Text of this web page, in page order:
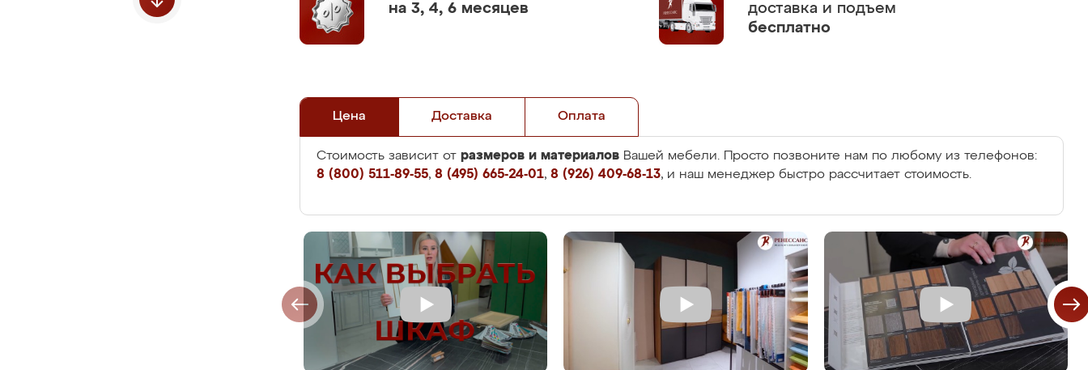
на 3, 4, 6 месяцев
доставка и подъем
бесплатно
Цена Доставка Оплата
Стоимость зависит от размеров и материалов Вашей мебели. Просто позвоните нам по любому из телефонов:
8 (800) 511-89-55, 8 (495) 665-24-01, 8 (926) 409-68-13, и наш менеджер быстро рассчитает стоимость.